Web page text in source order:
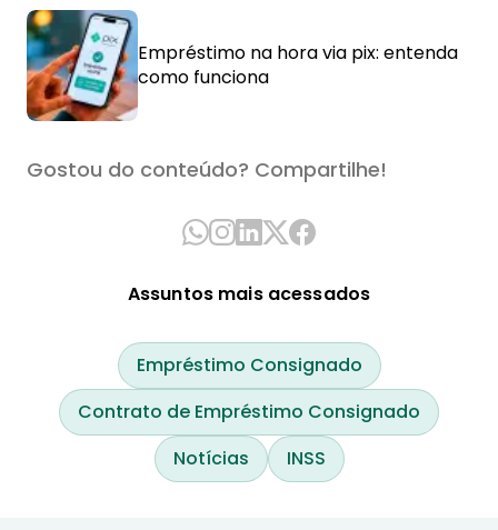
Empréstimo na hora via pix: entenda
como funciona
Gostou do conteúdo? Compartilhe!
Assuntos mais acessados
Empréstimo Consignado
Contrato de Empréstimo Consignado
Notícias
INSS